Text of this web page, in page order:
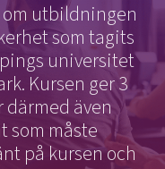
ones
om utbildningen
som tagits
universitet
Kursen ger 3
därmed även
som måste
på kursen och